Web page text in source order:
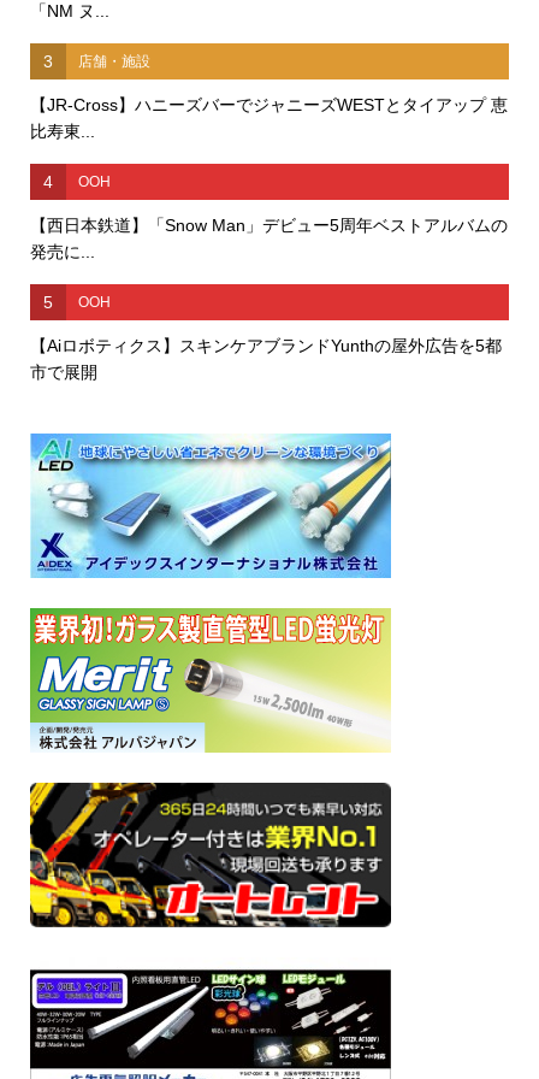
「NM ヌ...
3 店舗・施設
【JR-Cross】ハニーズバーでジャニーズWESTとタイアップ 恵
比寿東...
4 OOH
【西日本鉄道】「Snow Man」デビュー5周年ベストアルバムの
発売に...
5 OOH
【Aiロボティクス】スキンケアブランドYunthの屋外広告を5都
市で展開